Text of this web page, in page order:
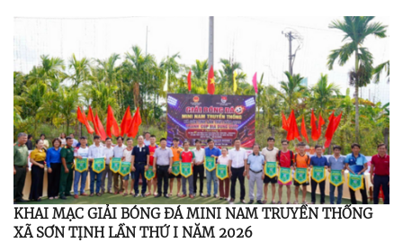
KHAI MẠC GIẢI BÓNG ĐÁ MINI NAM TRUYỀN THỐNG
XÃ SƠN TỊNH LẦN THỨ I NĂM 2026